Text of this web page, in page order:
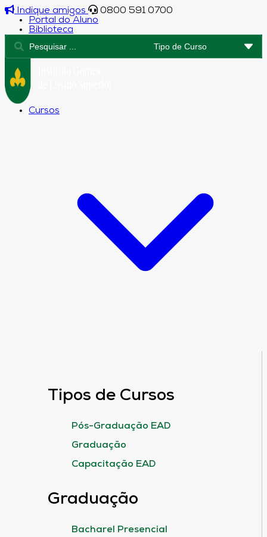
Indique amigos
0800 591 0700
Portal do Aluno
Biblioteca
Cursos
Tipos de Cursos
Pós-Graduação EAD
Graduação
Capacitação EAD
Graduação
Bacharel Presencial